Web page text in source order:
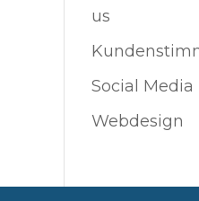
us
Social Media
Webdesign